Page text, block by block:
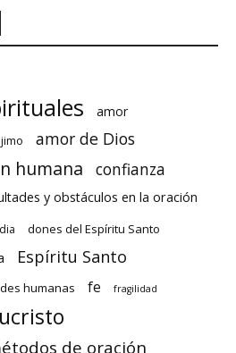
amor
amor de Dios
humana confianza
y obstáculos en la oración
dones del Espíritu Santo
Espíritu Santo
humanas fe fragilidad
de oración